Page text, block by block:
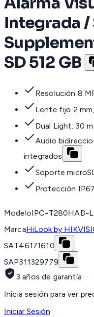
Integrada /
SD 512 GB
Resolución 8
Lente fijo 2
Dual Light: 30
Audio
integrados
Soporte
Protección
ModeloIPC-T280HAD-
MarcaHiLook by
SAT46171610
SAP311329779
3 años de garantía
Inicia sesión para ver
Iniciar Sesión